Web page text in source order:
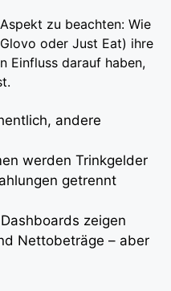
zu beachten: Wie
oder Just Eat) ihre
Einfluss darauf haben,
andere
werden Trinkgelder
getrennt
zeigen
Nettobeträge – aber